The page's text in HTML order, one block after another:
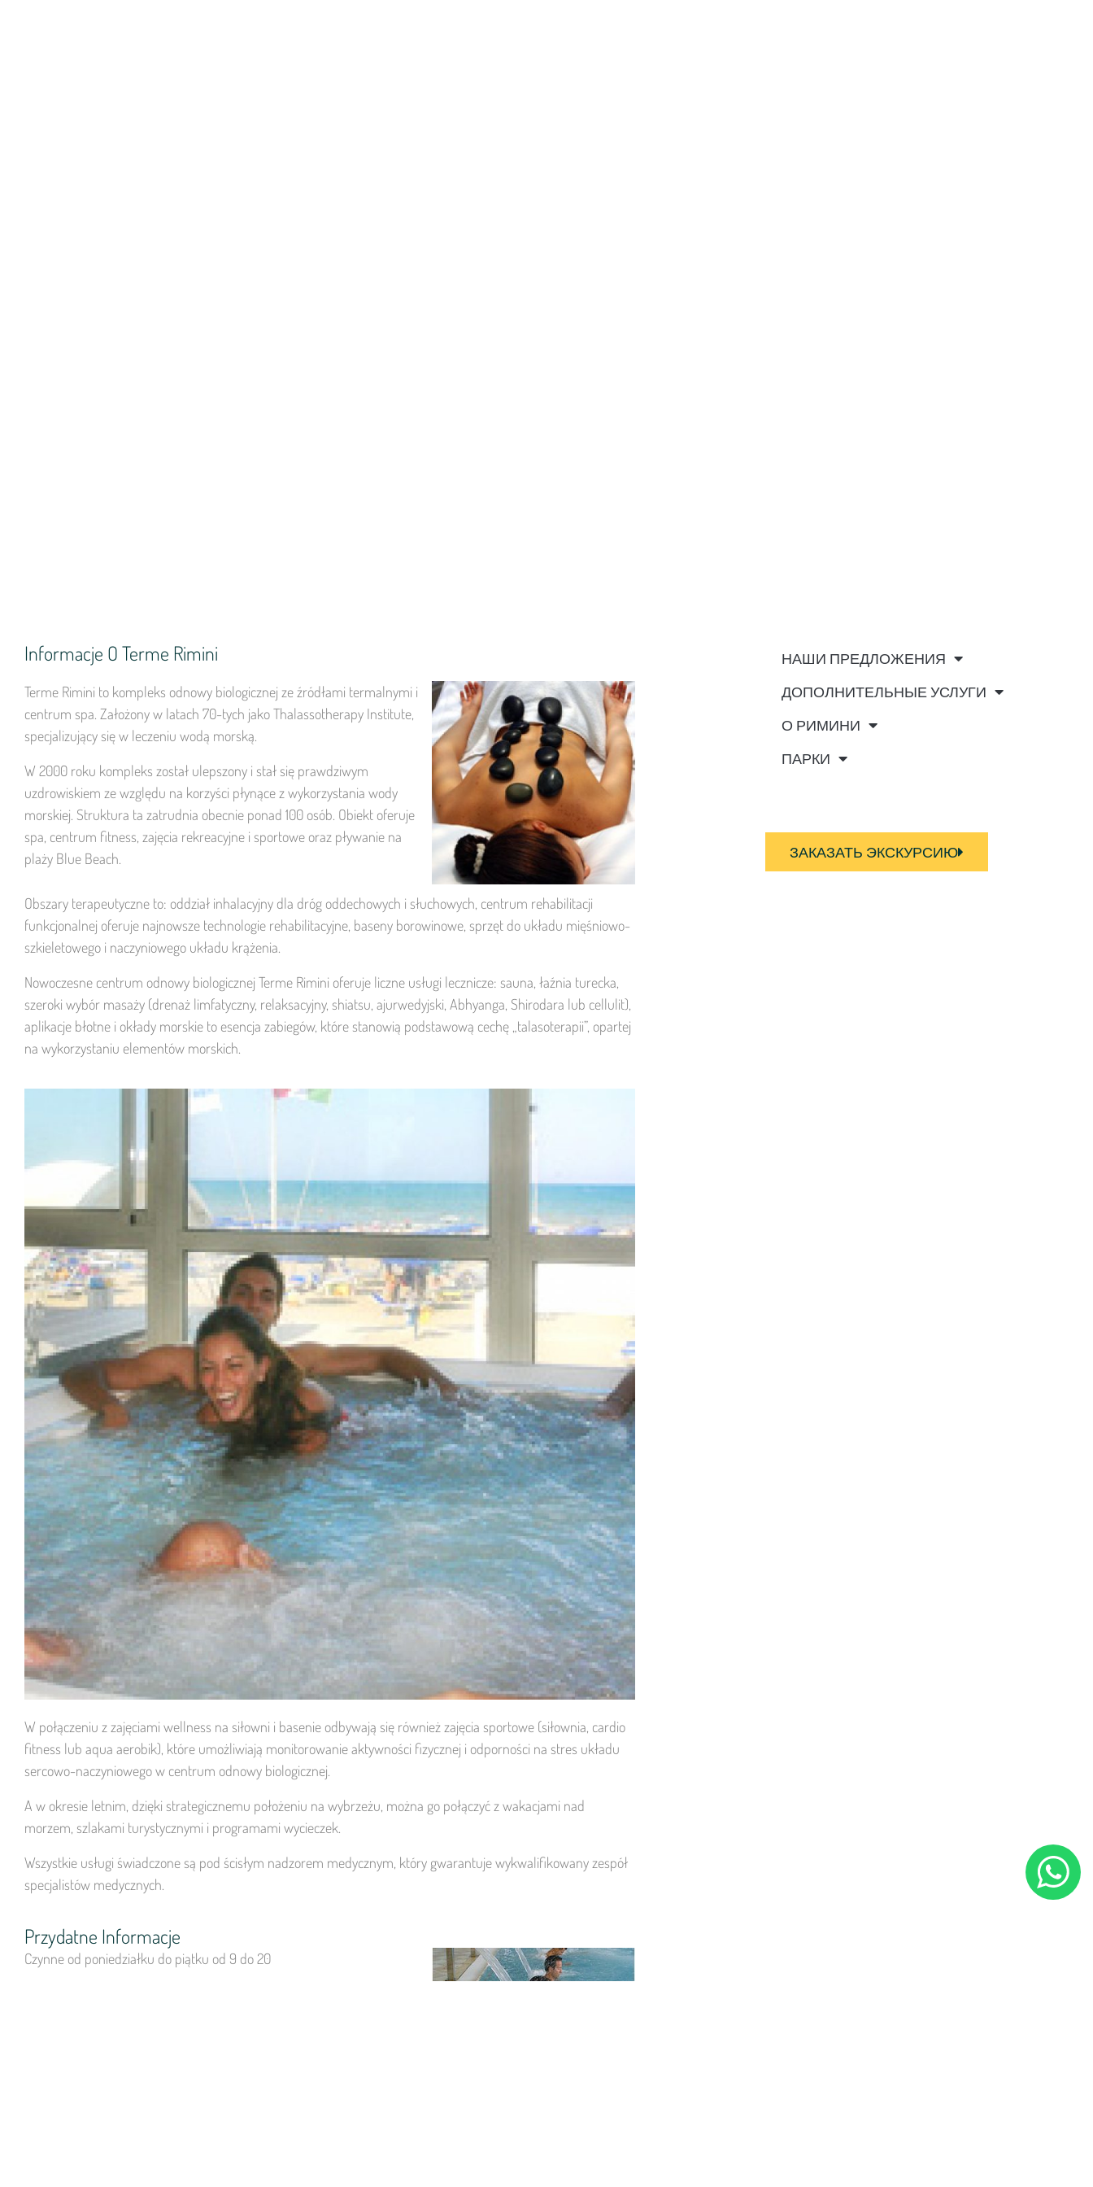
Informacje O Terme Rimini
Terme Rimini to kompleks odnowy biologicznej ze źródłami termalnymi i
centrum spa. Założony w latach 70-tych jako Thalassotherapy Institute,
specjalizujący się w leczeniu wodą morską.
W 2000 roku kompleks został ulepszony i stał się prawdziwym
uzdrowiskiem ze względu na korzyści płynące z wykorzystania wody
morskiej. Struktura ta zatrudnia obecnie ponad 100 osób. Obiekt oferuje
spa, centrum fitness, zajęcia rekreacyjne i sportowe oraz pływanie na
plaży Blue Beach.
Obszary terapeutyczne to: oddział inhalacyjny dla dróg oddechowych i słuchowych, centrum rehabilitacji
funkcjonalnej oferuje najnowsze technologie rehabilitacyjne, baseny borowinowe, sprzęt do układu mięśniowo-
szkieletowego i naczyniowego układu krążenia.
Nowoczesne centrum odnowy biologicznej Terme Rimini oferuje liczne usługi lecznicze: sauna, łaźnia turecka,
szeroki wybór masaży (drenaż limfatyczny, relaksacyjny, shiatsu, ajurwedyjski, Abhyanga, Shirodara lub cellulit),
aplikacje błotne i okłady morskie to esencja zabiegów, które stanowią podstawową cechę „talasoterapii”, opartej
na wykorzystaniu elementów morskich.
W połączeniu z zajęciami wellness na siłowni i basenie odbywają się również zajęcia sportowe (siłownia, cardio
fitness lub aqua aerobik), które umożliwiają monitorowanie aktywności fizycznej i odporności na stres układu
sercowo-naczyniowego w centrum odnowy biologicznej.
A w okresie letnim, dzięki strategicznemu położeniu na wybrzeżu, można go połączyć z wakacjami nad
morzem, szlakami turystycznymi i programami wycieczek.
Wszystkie usługi świadczone są pod ścisłym nadzorem medycznym, który gwarantuje wykwalifikowany zespół
specjalistów medycznych.
Przydatne Informacje
Czynne od poniedziałku do piątku od 9 do 20
НАШИ ПРЕДЛОЖЕНИЯ
ДОПОЛНИТЕЛЬНЫЕ УСЛУГИ
О РИМИНИ
ПАРКИ
ЗАКАЗАТЬ ЭКСКУРСИЮ